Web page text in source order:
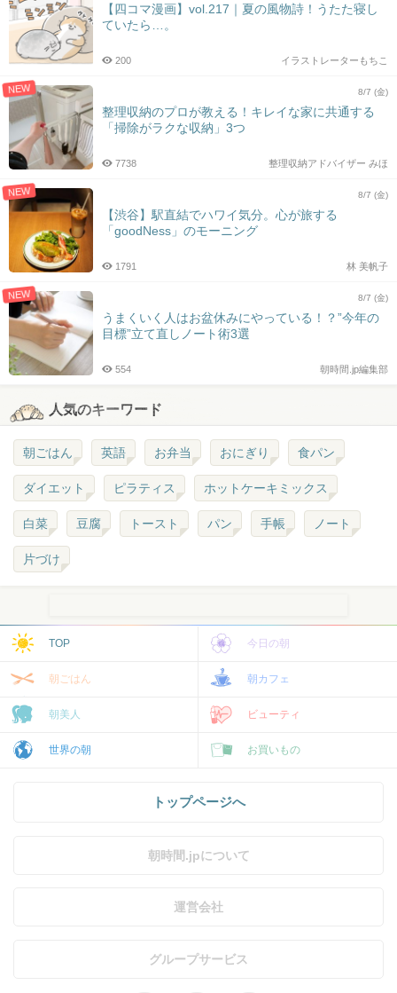
【四コマ漫画】vol.217｜夏の風物詩！うたた寝し
ていたら…。
イラストレーターもちこ
200
NEW 8/7 (金)
整理収納のプロが教える！キレイな家に共通する
「掃除がラクな収納」3つ
整理収納アドバイザー みほ
7738
NEW 8/7 (金)
【渋谷】駅直結でハワイ気分。心が旅する
「goodNess」のモーニング
林 美帆子
1791
NEW 8/7 (金)
うまくいく人はお盆休みにやっている！？”今年の
目標”立て直しノート術3選
朝時間.jp編集部
554
人気のキーワード
朝ごはん 英語 お弁当 おにぎり 食パン
ダイエット ピラティス ホットケーキミックス
白菜 豆腐 トースト パン 手帳 ノート
片づけ
TOP 今日の朝
朝ごはん 朝カフェ
朝美人 ビューティ
世界の朝 お買いもの
トップページへ
朝時間.jpについて
運営会社
グループサービス